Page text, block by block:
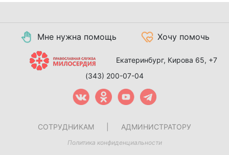
Мне нужна помощь Хочу помочь
Екатеринбург, Кирова 65, +7
(343) 200-07-04
СОТРУДНИКАМ АДМИНИСТРАТОРУ
Политика конфиденциальности